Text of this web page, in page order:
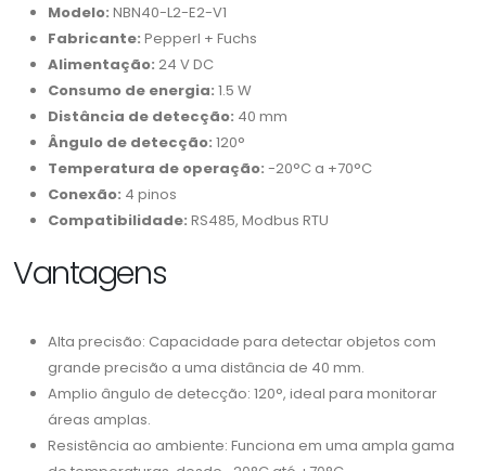
Modelo: NBN40-L2-E2-V1
Fabricante: Pepperl + Fuchs
Alimentação: 24 V DC
Consumo de energia: 1.5 W
Distância de detecção: 40 mm
Ângulo de detecção: 120°
Temperatura de operação: -20°C a +70°C
Conexão: 4 pinos
Compatibilidade: RS485, Modbus RTU
Vantagens
Alta precisão: Capacidade para detectar objetos com
grande precisão a uma distância de 40 mm.
Amplio ângulo de detecção: 120°, ideal para monitorar
áreas amplas.
Resistência ao ambiente: Funciona em uma ampla gama